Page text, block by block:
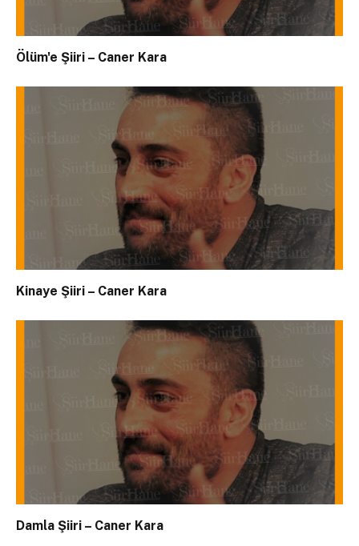
Ölüm'e Şiiri – Caner Kara
Kinaye Şiiri – Caner Kara
Damla Şiiri – Caner Kara